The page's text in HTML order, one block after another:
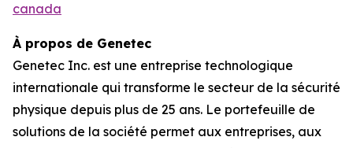
canada
À propos de Genetec
Genetec Inc. est une entreprise technologique
internationale qui transforme le secteur de la sécurité
physique depuis plus de 25 ans. Le portefeuille de
solutions de la société permet aux entreprises, aux